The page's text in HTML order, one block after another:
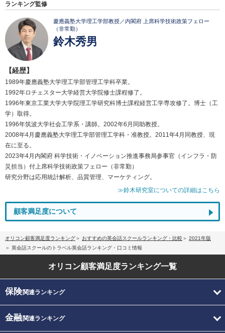
ランキング監修
慶應義塾大学理工学部教授／内閣府 上席科学技術政策フェロー
（非常勤）
鈴木秀男
【経歴】
1989年慶應義塾大学理工学部管理工学科卒業。
1992年ロチェスター大学経営大学院修士課程修了。
1996年東京工業大学大学院理工学研究科博士課程経営工学専攻修了。博士（工
学）取得。
1996年筑波大学社会工学系・講師。2002年6月同助教授。
2008年4月慶應義塾大学理工学部管理工学科・准教授。2011年4月同教授、現
在に至る。
2023年4月内閣府 科学技術・イノベーション推進事務局参事官（インフラ・防
災担当）付上席科学技術政策フェロー（非常勤）
研究分野は応用統計解析、品質管理、マーケティング。
≫鈴木研究室についての詳細はこちら
顧客満足度について
オリコン顧客満足度ランキング おすすめの英会話スクールランキング・比較
2021年版
英会話スクールのトラベル英会話ランキング・口コミ情報
オリコン顧客満足度ランキング一覧
保険関連ランキング
金融関連ランキング